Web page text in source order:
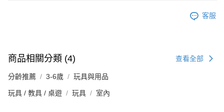
客服
商品相關分類 (4) 查看全部
分齡推薦 3-6歲 玩具與用品
玩具 / 教具 / 桌遊 玩具 室內